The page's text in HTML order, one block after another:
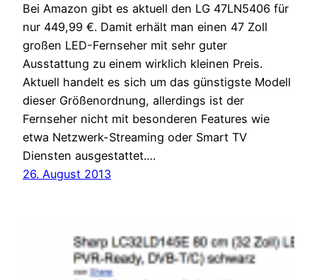
Bei Amazon gibt es aktuell den LG 47LN5406 für
nur 449,99 €. Damit erhält man einen 47 Zoll
großen LED-Fernseher mit sehr guter
Ausstattung zu einem wirklich kleinen Preis.
Aktuell handelt es sich um das günstigste Modell
dieser Größenordnung, allerdings ist der
Fernseher nicht mit besonderen Features wie
etwa Netzwerk-Streaming oder Smart TV
Diensten ausgestattet.…
26. August 2013